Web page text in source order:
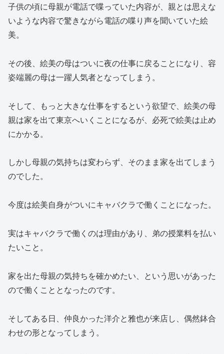
子供の頃に母親が電話で喋っていた内容が、親とは思えな
いような内容で驚きながら電話の喋り声を聞いていた絵
美。
その後、絵美の母はついに夜の仕事に戻ることになり、容
姿端麗の母は一躍人気者となってしまう。
そして、もっと大きな仕事をするという欲望で、絵美の母
親は家を出て東京へいくことになるが、必死で絵美は止め
にかかる。
しかし母親の気持ちは変わらず、そのまま家を出てしまう
のでした。
今度は絵美自身がついにキャバクラで働くことになった。
実はキャバクラで働くのは理由があり、弟の授業料を払い
たいこと。
家を出た母親の気持ちを確かめたい、という思いがあった
ので働くこととなったのです。
そしてある日、仲良かった洋介と雅也が来店し、偶然鉢合
わせの形となってしまう。